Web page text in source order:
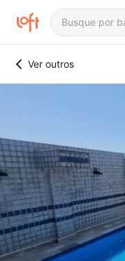
Ver outros